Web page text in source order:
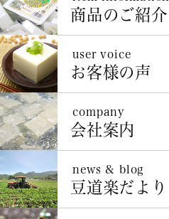
商品のご紹介
user voice
お客様の声
company
会社案内
news & blog
豆道楽だより